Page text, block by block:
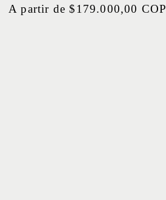
Precio
A partir de $179.000,00 COP